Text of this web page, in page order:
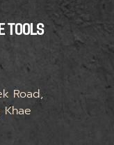
TOOLS
Road,